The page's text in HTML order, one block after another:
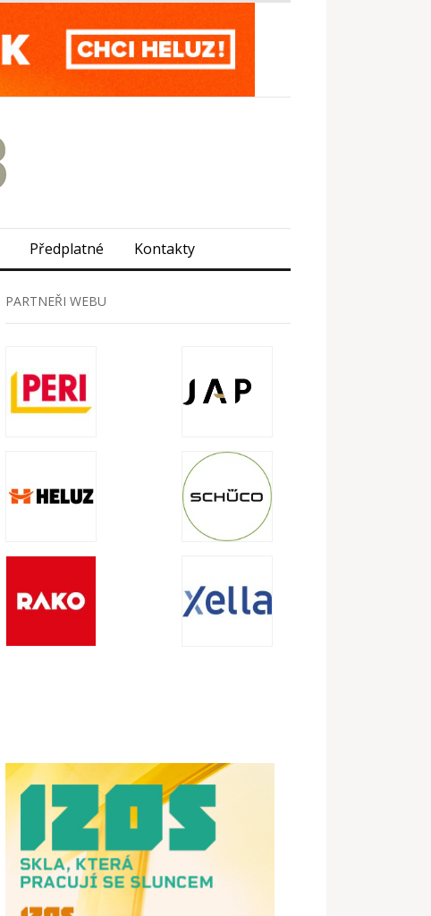
Předplatné Kontakty
PARTNEŘI WEBU